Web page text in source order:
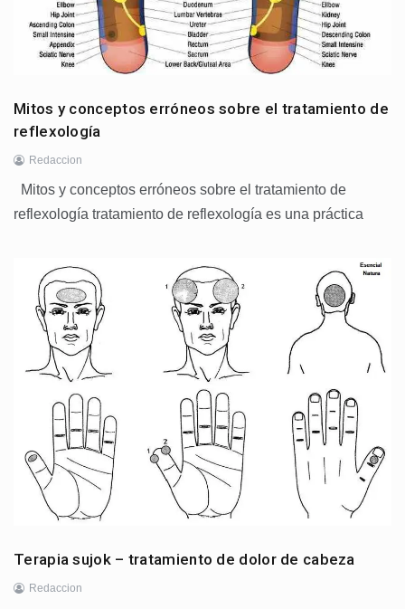
Mitos y conceptos erróneos sobre el tratamiento de
reflexología
Redaccion
Mitos y conceptos erróneos sobre el tratamiento de
reflexología tratamiento de reflexología es una práctica
Terapia sujok – tratamiento de dolor de cabeza
Redaccion